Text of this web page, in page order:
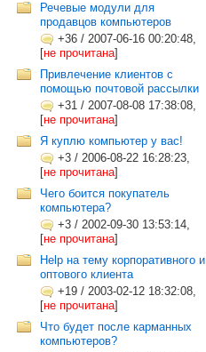
Речевые модули для
продавцов компьютеров
+36 / 2007-06-16 00:20:48,
[не прочитана]
Привлечение клиентов с
помощью почтовой рассылки
+31 / 2007-08-08 17:38:08,
[не прочитана]
Я куплю компьютер у вас!
+3 / 2006-08-22 16:28:23,
[не прочитана]
Чего боится покупатель
компьютера?
+3 / 2002-09-30 13:53:14,
[не прочитана]
Help на тему корпоративного и
оптового клиента
+19 / 2003-02-12 18:32:08,
[не прочитана]
Что будет после карманных
компьютеров?